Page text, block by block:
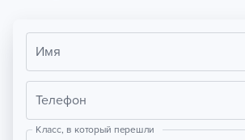
Имя
Телефон
Класс, в который перешли